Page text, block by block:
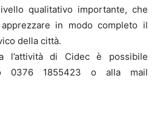
qualitativo importante, che
in modo completo il
della città.
l’attività di Cidec è possibile
0376 1855423 o alla mail